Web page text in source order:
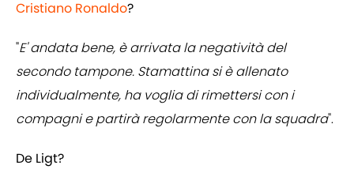
Cristiano Ronaldo?
"E' andata bene, è arrivata la negatività del
secondo tampone. Stamattina si è allenato
individualmente, ha voglia di rimettersi con i
compagni e partirà regolarmente con la squadra".
De Ligt?